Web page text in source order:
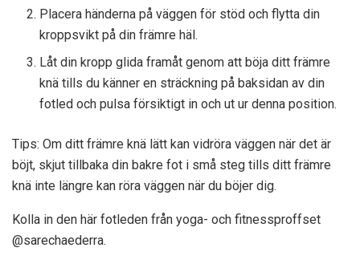
Placera händerna på väggen för stöd och flytta din
kroppsvikt på din främre häl.
Låt din kropp glida framåt genom att böja ditt främre
knä tills du känner en sträckning på baksidan av din
fotled och pulsa försiktigt in och ut ur denna position.
Tips: Om ditt främre knä lätt kan vidröra väggen när det är
böjt, skjut tillbaka din bakre fot i små steg tills ditt främre
knä inte längre kan röra väggen när du böjer dig.
Kolla in den här fotleden från yoga- och fitnessproffset
@sarechaederra.